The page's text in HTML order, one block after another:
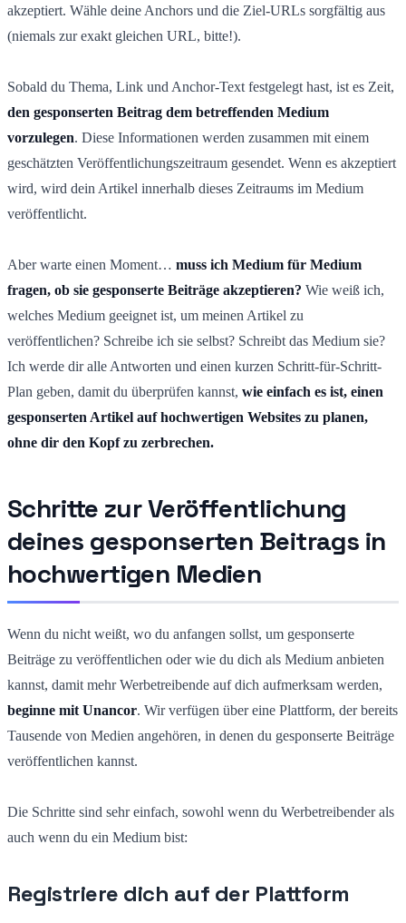
akzeptiert. Wähle deine Anchors und die Ziel-URLs sorgfältig aus
(niemals zur exakt gleichen URL, bitte!).
Sobald du Thema, Link und Anchor-Text festgelegt hast, ist es Zeit,
den gesponserten Beitrag dem betreffenden Medium
vorzulegen. Diese Informationen werden zusammen mit einem
geschätzten Veröffentlichungszeitraum gesendet. Wenn es akzeptiert
wird, wird dein Artikel innerhalb dieses Zeitraums im Medium
veröffentlicht.
Aber warte einen Moment… muss ich Medium für Medium
fragen, ob sie gesponserte Beiträge akzeptieren? Wie weiß ich,
welches Medium geeignet ist, um meinen Artikel zu
veröffentlichen? Schreibe ich sie selbst? Schreibt das Medium sie?
Ich werde dir alle Antworten und einen kurzen Schritt-für-Schritt-
Plan geben, damit du überprüfen kannst, wie einfach es ist, einen
gesponserten Artikel auf hochwertigen Websites zu planen,
ohne dir den Kopf zu zerbrechen.
Schritte zur Veröffentlichung
deines gesponserten Beitrags in
hochwertigen Medien
Wenn du nicht weißt, wo du anfangen sollst, um gesponserte
Beiträge zu veröffentlichen oder wie du dich als Medium anbieten
kannst, damit mehr Werbetreibende auf dich aufmerksam werden,
beginne mit Unancor. Wir verfügen über eine Plattform, der bereits
Tausende von Medien angehören, in denen du gesponserte Beiträge
veröffentlichen kannst.
Die Schritte sind sehr einfach, sowohl wenn du Werbetreibender als
auch wenn du ein Medium bist:
Registriere dich auf der Plattform